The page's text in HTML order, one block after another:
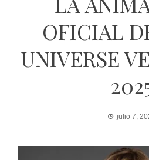
OFICIAL
UNIVERSE
julio 7,